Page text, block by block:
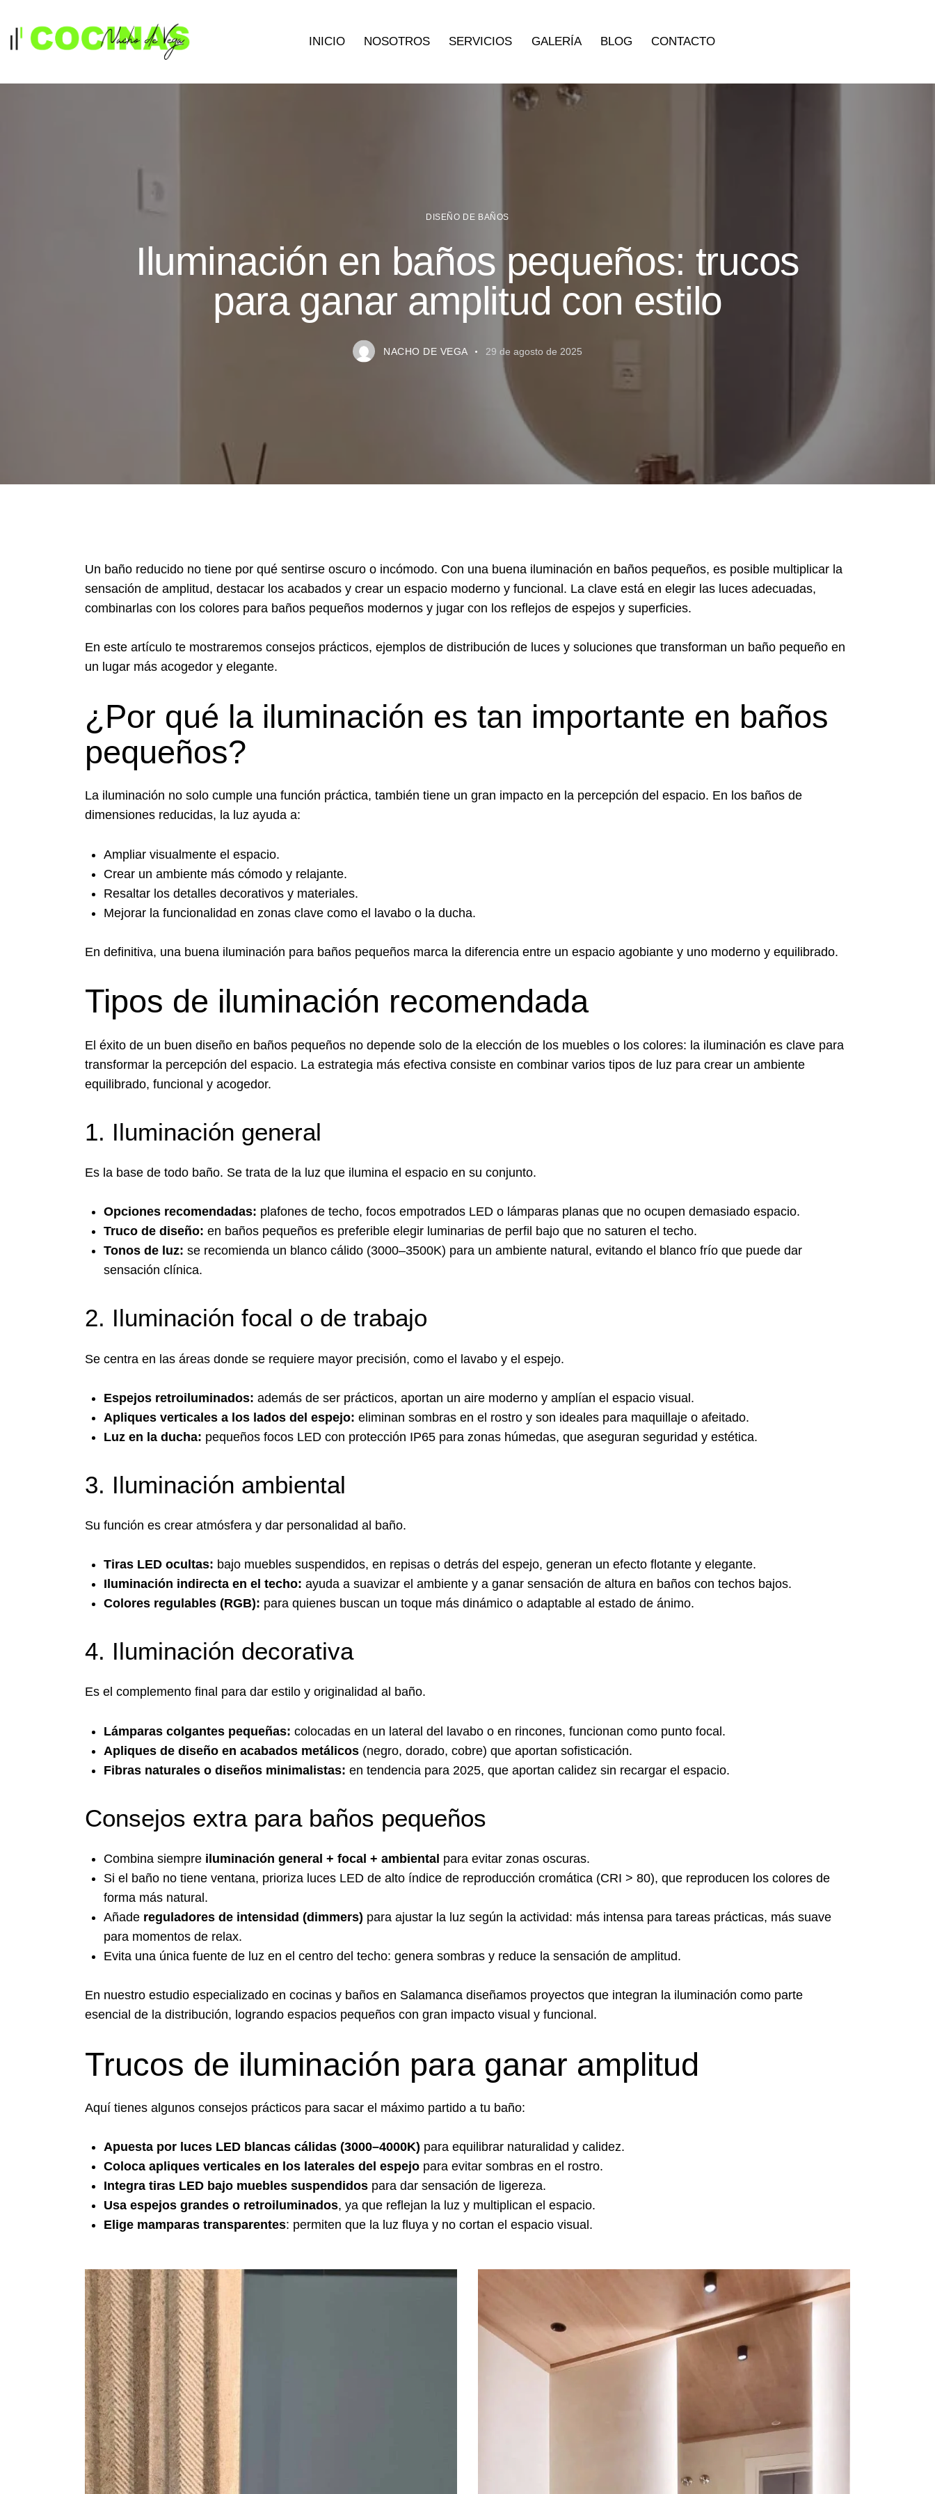
INICIO NOSOTROS SERVICIOS GALERÍA BLOG CONTACTO
DISEÑO DE BAÑOS
Iluminación en baños pequeños: trucos
para ganar amplitud con estilo
NACHO DE VEGA 29 de agosto de 2025
Un baño reducido no tiene por qué sentirse oscuro o incómodo. Con una buena iluminación en baños pequeños, es posible multiplicar la
sensación de amplitud, destacar los acabados y crear un espacio moderno y funcional. La clave está en elegir las luces adecuadas,
combinarlas con los colores para baños pequeños modernos y jugar con los reflejos de espejos y superficies.
En este artículo te mostraremos consejos prácticos, ejemplos de distribución de luces y soluciones que transforman un baño pequeño en
un lugar más acogedor y elegante.
¿Por qué la iluminación es tan importante en baños
pequeños?
La iluminación no solo cumple una función práctica, también tiene un gran impacto en la percepción del espacio. En los baños de
dimensiones reducidas, la luz ayuda a:
Ampliar visualmente el espacio.
Crear un ambiente más cómodo y relajante.
Resaltar los detalles decorativos y materiales.
Mejorar la funcionalidad en zonas clave como el lavabo o la ducha.
En definitiva, una buena iluminación para baños pequeños marca la diferencia entre un espacio agobiante y uno moderno y equilibrado.
Tipos de iluminación recomendada
El éxito de un buen diseño en baños pequeños no depende solo de la elección de los muebles o los colores: la iluminación es clave para
transformar la percepción del espacio. La estrategia más efectiva consiste en combinar varios tipos de luz para crear un ambiente
equilibrado, funcional y acogedor.
1. Iluminación general
Es la base de todo baño. Se trata de la luz que ilumina el espacio en su conjunto.
Opciones recomendadas: plafones de techo, focos empotrados LED o lámparas planas que no ocupen demasiado espacio.
Truco de diseño: en baños pequeños es preferible elegir luminarias de perfil bajo que no saturen el techo.
Tonos de luz: se recomienda un blanco cálido (3000–3500K) para un ambiente natural, evitando el blanco frío que puede dar
sensación clínica.
2. Iluminación focal o de trabajo
Se centra en las áreas donde se requiere mayor precisión, como el lavabo y el espejo.
Espejos retroiluminados: además de ser prácticos, aportan un aire moderno y amplían el espacio visual.
Apliques verticales a los lados del espejo: eliminan sombras en el rostro y son ideales para maquillaje o afeitado.
Luz en la ducha: pequeños focos LED con protección IP65 para zonas húmedas, que aseguran seguridad y estética.
3. Iluminación ambiental
Su función es crear atmósfera y dar personalidad al baño.
Tiras LED ocultas: bajo muebles suspendidos, en repisas o detrás del espejo, generan un efecto flotante y elegante.
Iluminación indirecta en el techo: ayuda a suavizar el ambiente y a ganar sensación de altura en baños con techos bajos.
Colores regulables (RGB): para quienes buscan un toque más dinámico o adaptable al estado de ánimo.
4. Iluminación decorativa
Es el complemento final para dar estilo y originalidad al baño.
Lámparas colgantes pequeñas: colocadas en un lateral del lavabo o en rincones, funcionan como punto focal.
Apliques de diseño en acabados metálicos (negro, dorado, cobre) que aportan sofisticación.
Fibras naturales o diseños minimalistas: en tendencia para 2025, que aportan calidez sin recargar el espacio.
Consejos extra para baños pequeños
Combina siempre iluminación general + focal + ambiental para evitar zonas oscuras.
Si el baño no tiene ventana, prioriza luces LED de alto índice de reproducción cromática (CRI > 80), que reproducen los colores de
forma más natural.
Añade reguladores de intensidad (dimmers) para ajustar la luz según la actividad: más intensa para tareas prácticas, más suave
para momentos de relax.
Evita una única fuente de luz en el centro del techo: genera sombras y reduce la sensación de amplitud.
En nuestro estudio especializado en cocinas y baños en Salamanca diseñamos proyectos que integran la iluminación como parte
esencial de la distribución, logrando espacios pequeños con gran impacto visual y funcional.
Trucos de iluminación para ganar amplitud
Aquí tienes algunos consejos prácticos para sacar el máximo partido a tu baño:
Apuesta por luces LED blancas cálidas (3000–4000K) para equilibrar naturalidad y calidez.
Coloca apliques verticales en los laterales del espejo para evitar sombras en el rostro.
Integra tiras LED bajo muebles suspendidos para dar sensación de ligereza.
Usa espejos grandes o retroiluminados, ya que reflejan la luz y multiplican el espacio.
Elige mamparas transparentes: permiten que la luz fluya y no cortan el espacio visual.